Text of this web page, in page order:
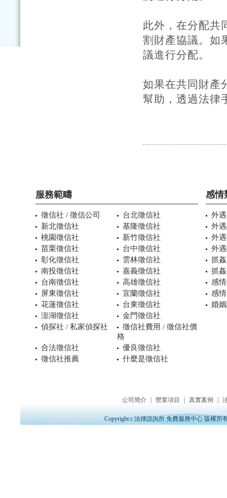
此外，在分配共
割財產協議。如
議進行分配。
如果在共同財產
幫助，透過法律
服務範疇
徵信社 / 徵信公司
台北徵信社
新北徵信社
基隆徵信社
桃園徵信社
新竹徵信社
苗栗徵信社
台中徵信社
彰化徵信社
雲林徵信社
南投徵信社
嘉義徵信社
台南徵信社
高雄徵信社
屏東徵信社
宜蘭徵信社
花蓮徵信社
台東徵信社
澎湖徵信社
金門徵信社
偵探社 / 私家偵探社
徵信社費用 / 徵信社價
格
合法徵信社
優良徵信社
徵信社推薦
什麼是徵信社
感情
外遇
外
外
外
抓姦
抓
感
感
婚
公司簡介 營業項目 真實案例
Copyright c 法律諮詢所 免費服務中心 版權